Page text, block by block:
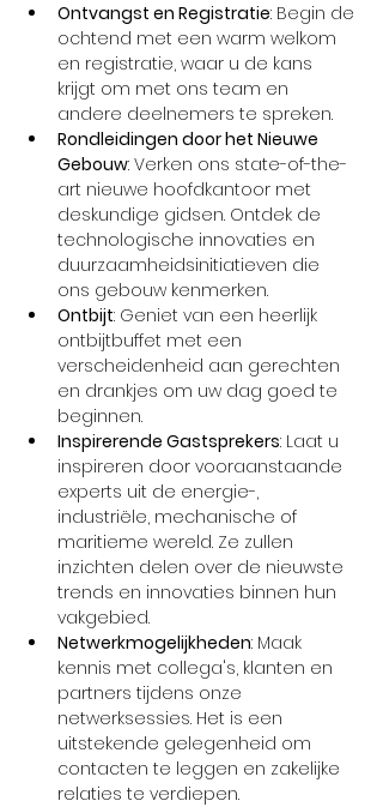
Ontvangst en Registratie: Begin de
ochtend met een warm welkom
en registratie, waar u de kans
krijgt om met ons team en
andere deelnemers te spreken.
Rondleidingen door het Nieuwe
Gebouw: Verken ons state-of-the-
art nieuwe hoofdkantoor met
deskundige gidsen. Ontdek de
technologische innovaties en
duurzaamheidsinitiatieven die
ons gebouw kenmerken.
Ontbijt: Geniet van een heerlijk
ontbijtbuffet met een
verscheidenheid aan gerechten
en drankjes om uw dag goed te
beginnen.
Inspirerende Gastsprekers: Laat u
inspireren door vooraanstaande
experts uit de energie-,
industriële, mechanische of
maritieme wereld. Ze zullen
inzichten delen over de nieuwste
trends en innovaties binnen hun
vakgebied.
Netwerkmogelijkheden: Maak
kennis met collega's, klanten en
partners tijdens onze
netwerksessies. Het is een
uitstekende gelegenheid om
contacten te leggen en zakelijke
relaties te verdiepen.